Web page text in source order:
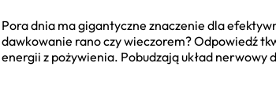
Pora dnia ma gigantyczne znaczenie dla
dawkowanie rano czy wieczorem? Odpowiedź
energii z pożywienia. Pobudzają układ nerwowy